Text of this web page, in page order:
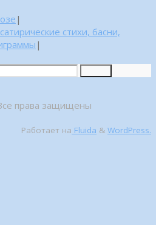
|
стихи, басни,
|
права защищены
Работает на Fluida & WordPress.